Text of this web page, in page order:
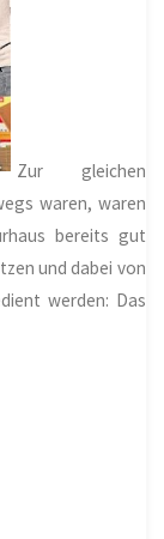
Zur gleichen
waren, waren
bereits gut
und dabei von
werden: Das